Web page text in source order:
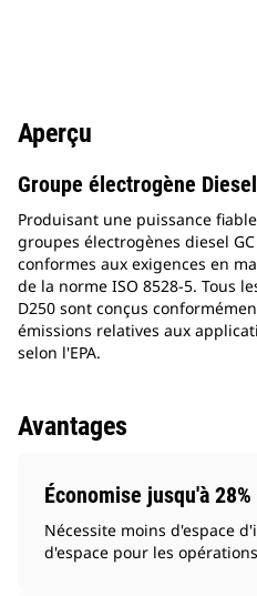
Aperçu
Groupe électrogène
Produisant une puissance
groupes électrogènes diesel
conformes aux exigences en
de la norme ISO 8528-5. Tous
D250 sont conçus
émissions relatives aux
selon l'EPA.
Avantages
Économise jusqu'à
Nécessite moins d'espace
d'espace pour les